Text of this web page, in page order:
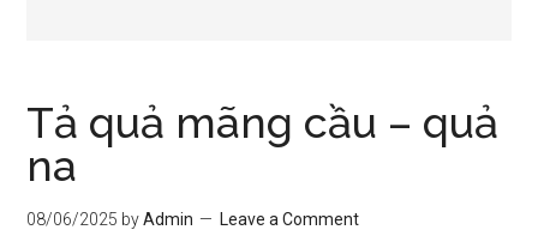
Tả quả mãng cầu – quả
na
08/06/2025 byAdmin Leave a Comment